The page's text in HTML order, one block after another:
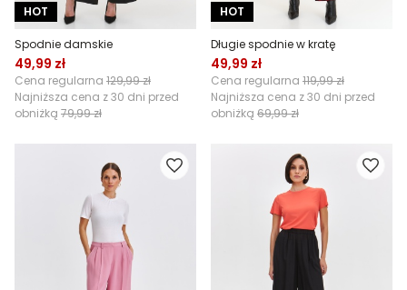
HOT
Spodnie damskie
49,99 zł
Cena regularna 129,99 zł
Najniższa cena z 30 dni przed
obniżką 79,99 zł
HOT
Długie spodnie w kratę
49,99 zł
Cena regularna 119,99 zł
Najniższa cena z 30 dni przed
obniżką 69,99 zł